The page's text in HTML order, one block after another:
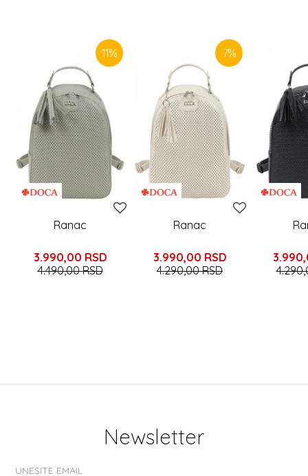
11%
Ranac
3.990,00 RSD
4.490,00RSD
7%
Ranac
3.990,00 RSD
4.290,00RSD
Newsletter